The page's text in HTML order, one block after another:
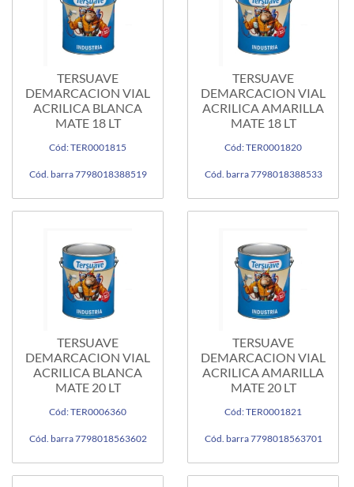
TERSUAVE
DEMARCACION VIAL
ACRILICA BLANCA
MATE 18 LT
Cód: TER0001815
Cód. barra 7798018388519
TERSUAVE
DEMARCACION VIAL
ACRILICA AMARILLA
MATE 18 LT
Cód: TER0001820
Cód. barra 7798018388533
TERSUAVE
DEMARCACION VIAL
ACRILICA BLANCA
MATE 20 LT
Cód: TER0006360
Cód. barra 7798018563602
TERSUAVE
DEMARCACION VIAL
ACRILICA AMARILLA
MATE 20 LT
Cód: TER0001821
Cód. barra 7798018563701